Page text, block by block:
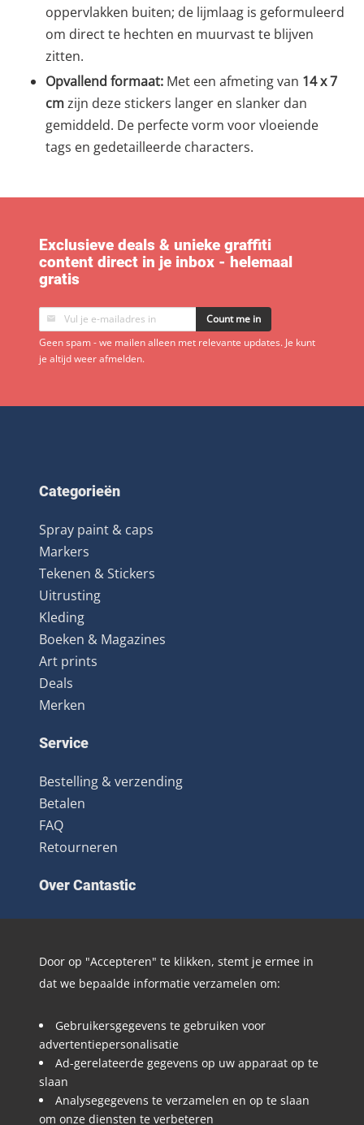
oppervlakken buiten; de lijmlaag is geformuleerd
om direct te hechten en muurvast te blijven
zitten.
Opvallend formaat: Met een afmeting van 14 x 7
cmzijn deze stickers langer en slanker dan
gemiddeld. De perfecte vorm voor vloeiende
tags en gedetailleerde characters.
Exclusieve deals & unieke graffiti
content direct in je inbox - helemaal
gratis
Count me in
Geen spam - we mailen alleen met relevante updates. Je kunt
je altijd weer afmelden.
Categorieën
Spray paint & caps
Markers
Tekenen & Stickers
Uitrusting
Kleding
Boeken & Magazines
Art prints
Deals
Merken
Service
Bestelling & verzending
Betalen
FAQ
Retourneren
Over Cantastic
Over ons
Algemene voorwaarden
Nieuwsbrief
Blog
Volg @Cantastic.nl en #TeamJoopie
Door op "Accepteren" te klikken, stemt je ermee in
dat we bepaalde informatie verzamelen om:
Gebruikersgegevens te gebruiken voor
advertentiepersonalisatie
Ad-gerelateerde gegevens op uw apparaat op te
slaan
Analysegegevens te verzamelen en op te slaan
om onze diensten te verbeteren